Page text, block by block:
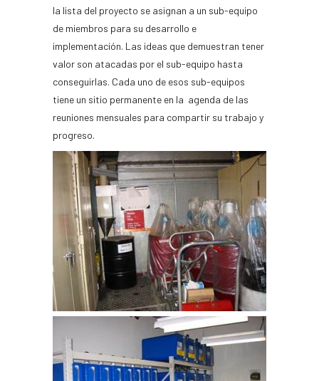
la lista del proyecto se asignan a un sub-equipo
de miembros para su desarrollo e
implementación. Las ideas que demuestran tener
valor son atacadas por el sub-equipo hasta
conseguirlas. Cada uno de esos sub-equipos
tiene un sitio permanente en la agenda de las
reuniones mensuales para compartir su trabajo y
progreso.